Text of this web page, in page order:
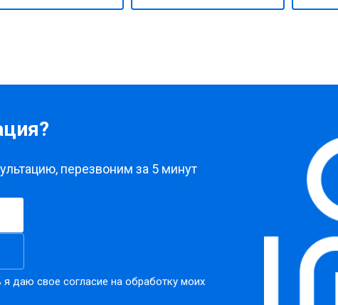
перезвоним за 5 минут
даю свое согласие на обработку моих